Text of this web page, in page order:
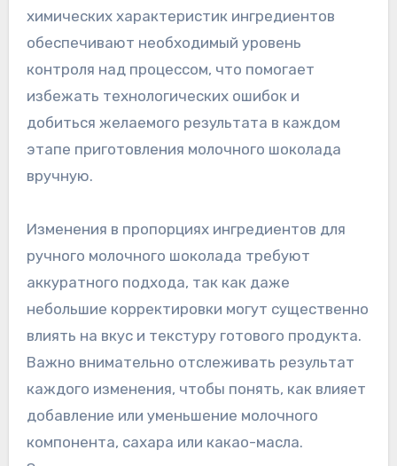
химических характеристик ингредиентов
обеспечивают необходимый уровень
контроля над процессом, что помогает
избежать технологических ошибок и
добиться желаемого результата в каждом
этапе приготовления молочного шоколада
вручную.
Изменения в пропорциях ингредиентов для
ручного молочного шоколада требуют
аккуратного подхода, так как даже
небольшие корректировки могут существенно
влиять на вкус и текстуру готового продукта.
Важно внимательно отслеживать результат
каждого изменения, чтобы понять, как влияет
добавление или уменьшение молочного
компонента, сахара или какао-масла.